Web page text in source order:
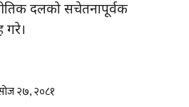
दलको सचेतनापूर्वक
गरे।
२७, २०८१